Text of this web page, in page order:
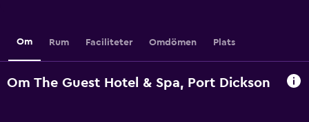
Om Rum Faciliteter Omdömen Plats
Om The Guest Hotel & Spa, Port Dickson